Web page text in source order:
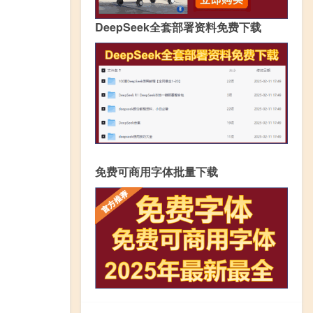
DeepSeek全套部署资料免费下载
免费可商用字体批量下载